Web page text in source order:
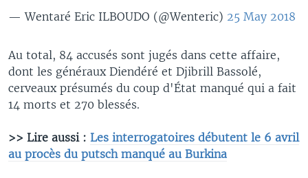
— Wentaré Eric ILBOUDO (@Wenteric) 25 May 2018
Au total, 84 accusés sont jugés dans cette affaire,
dont les généraux Diendéré et Djibrill Bassolé,
cerveaux présumés du coup d'État manqué qui a fait
14 morts et 270 blessés.
>> Lire aussi : Les interrogatoires débutent le 6 avril
au procès du putsch manqué au Burkina